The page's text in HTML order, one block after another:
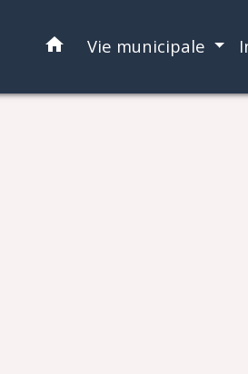
home Vie municipale